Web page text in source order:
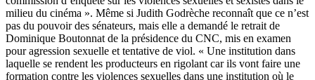
milieu du cinéma ». Même si Judith Godrèche reconnaît que ce n’est
pas du pouvoir des sénateurs, mais elle a demandé le retrait de
Dominique Boutonnat de la présidence du CNC, mis en examen
pour agression sexuelle et tentative de viol. « Une institution dans
laquelle se rendent les producteurs en rigolant car ils vont faire une
formation contre les violences sexuelles dans une institution où le